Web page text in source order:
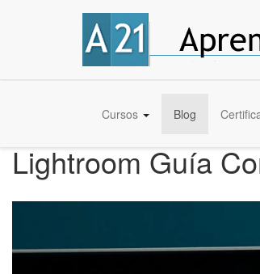
Cursos Blog
Lightroom Guía